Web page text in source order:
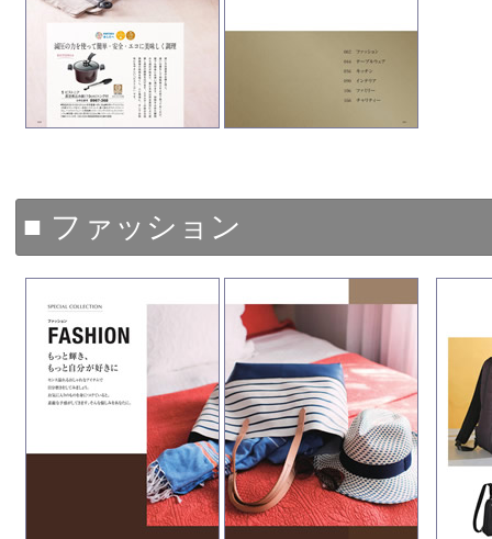
■ ファッション